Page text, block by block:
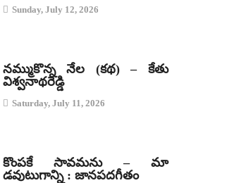
Sunday, July 12, 2026
నమ్ముకొన్న నేల (కథ) – కేతు
విశ్వనాథరెడ్డి
Saturday, July 11, 2026
కొంపకే సావమను – మా
డవుటుగాన్ని : జానపదగీతం